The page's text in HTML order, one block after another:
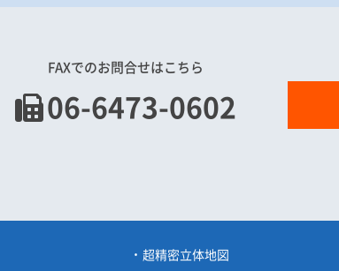
FAXでのお問合せはこちら
06-6473-0602
超精密立体地図